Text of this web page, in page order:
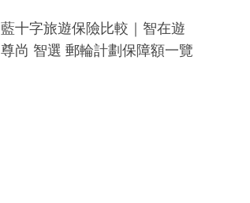
藍十字旅遊保險比較｜智在遊
尊尚 智選 郵輪計劃保障額一覽